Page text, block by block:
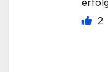
2